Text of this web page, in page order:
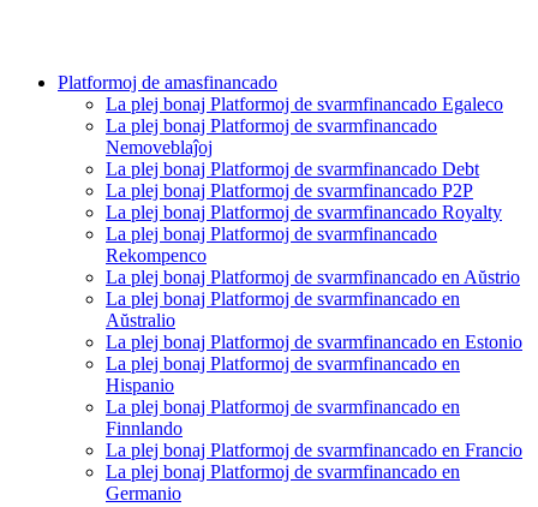
Platformoj de amasfinancado
La plej bonaj Platformoj de svarmfinancado Egaleco
La plej bonaj Platformoj de svarmfinancado
Nemoveblaĵoj
La plej bonaj Platformoj de svarmfinancado Debt
La plej bonaj Platformoj de svarmfinancado P2P
La plej bonaj Platformoj de svarmfinancado Royalty
La plej bonaj Platformoj de svarmfinancado
Rekompenco
La plej bonaj Platformoj de svarmfinancado en Aŭstrio
La plej bonaj Platformoj de svarmfinancado en
Aŭstralio
La plej bonaj Platformoj de svarmfinancado en Estonio
La plej bonaj Platformoj de svarmfinancado en
Hispanio
La plej bonaj Platformoj de svarmfinancado en
Finnlando
La plej bonaj Platformoj de svarmfinancado en Francio
La plej bonaj Platformoj de svarmfinancado en
Germanio